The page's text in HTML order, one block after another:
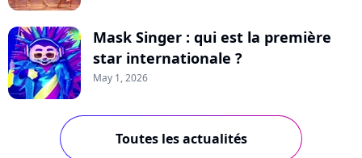
Mask Singer : qui est la première
star internationale ?
May 1, 2026
Toutes les actualités